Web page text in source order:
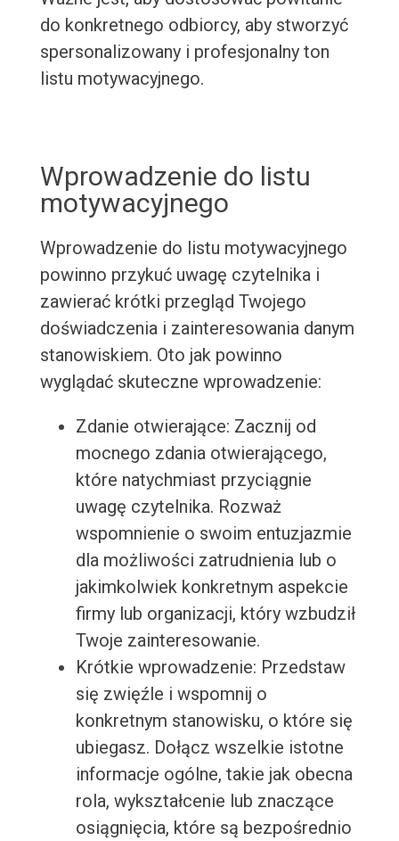
do konkretnego odbiorcy, aby stworzyć
spersonalizowany i profesjonalny ton
listu motywacyjnego.
Wprowadzenie do listu
motywacyjnego
Wprowadzenie do listu motywacyjnego
powinno przykuć uwagę czytelnika i
zawierać krótki przegląd Twojego
doświadczenia i zainteresowania danym
stanowiskiem. Oto jak powinno
wyglądać skuteczne wprowadzenie:
Zdanie otwierające: Zacznij od
mocnego zdania otwierającego,
które natychmiast przyciągnie
uwagę czytelnika. Rozważ
wspomnienie o swoim entuzjazmie
dla możliwości zatrudnienia lub o
jakimkolwiek konkretnym aspekcie
firmy lub organizacji, który wzbudził
Twoje zainteresowanie.
Krótkie wprowadzenie: Przedstaw
się zwięźle i wspomnij o
konkretnym stanowisku, o które się
ubiegasz. Dołącz wszelkie istotne
informacje ogólne, takie jak obecna
rola, wykształcenie lub znaczące
osiągnięcia, które są bezpośrednio